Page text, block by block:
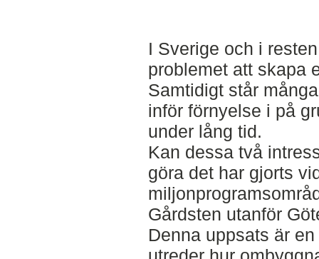
I Sverige och i
problemet att skapa
Samtidigt står
inför förnyelse i på
under lång tid.
Kan dessa två
göra det har gjorts
Gårdsten utanför
Denna uppsats är